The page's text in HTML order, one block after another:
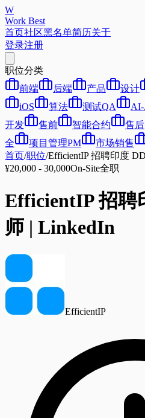
W
Work Best
首页社区黑名单简历关于
登录注册
职位分类
前端
后端 产品 设计
iOS
算法 测试QA AI-
开发
售前 智能合约 售后
全
项目管理PM 市场销售
首页/职位/EfficientIP 招聘印度
¥20,000 - 30,000On-Site全职
EfficientIP 招聘
师 | LinkedIn
EfficientIP